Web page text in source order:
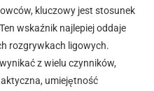
kluczowy jest stosunek
wskaźnik najlepiej oddaje
rozgrywkach ligowych.
z wielu czynników,
umiejętność